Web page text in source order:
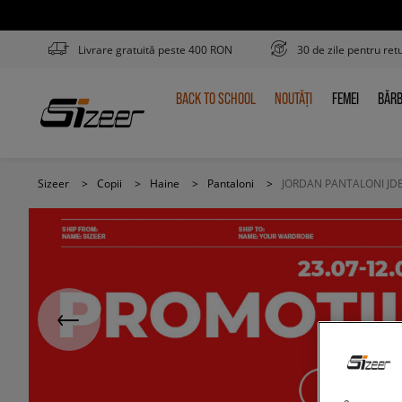
Livrare gratuită peste 400 RON 30 de zile pentru
BACK
BACK TO SCHOOL NOUTĂȚI
NOUTĂȚI FEMEI
FEMEI
Sizeer > Copii > Haine > Pantaloni > JORDAN PANTALONI